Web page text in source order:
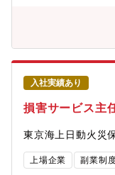
と配線設計■開発部
仕様検討■据付・試
先）【魅力】■世界初
化・人手不足という
ギノマシンと共同で
2024年より量産開始
アメリカ・インドを
ます。■中期的にIPO
■WLB充実：年間休日
可、高速通勤可能【
少量生産の精密加工
グを可能にした製造
入社実績あり
損害サービス主
東京海上日動火災
上場企業 副業制